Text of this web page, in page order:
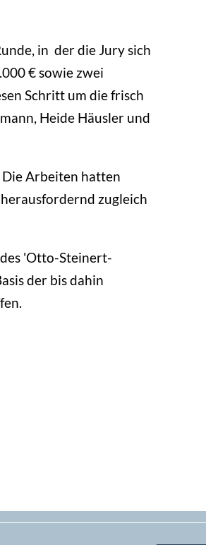
in der die Jury sich
€ sowie zwei
Schritt um die frisch
Heide Häusler und
Arbeiten hatten
zugleich
'Otto-Steinert-
der bis dahin